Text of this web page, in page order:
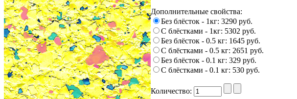
Дополнительные свойства:
Без блёсток - 1кг: 3290 руб.
С блёстками - 1кг: 5302 руб.
Без блёсток - 0.5 кг: 1645 руб.
С блёстками - 0.5 кг: 2651 руб.
Без блёсток - 0.1 кг: 329 руб.
С блёстками - 0.1 кг: 530 руб.
Количество: